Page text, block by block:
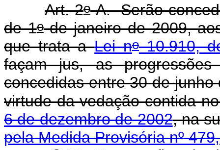
Art. 2o-A.Serão
de 1ode janeiro de 2009,
que trata aLei no10.910,
façam jus, as
concedidas entre 30 de
virtude da vedação contida
6 de dezembro de 2002, na
pela Medida Provisória nº